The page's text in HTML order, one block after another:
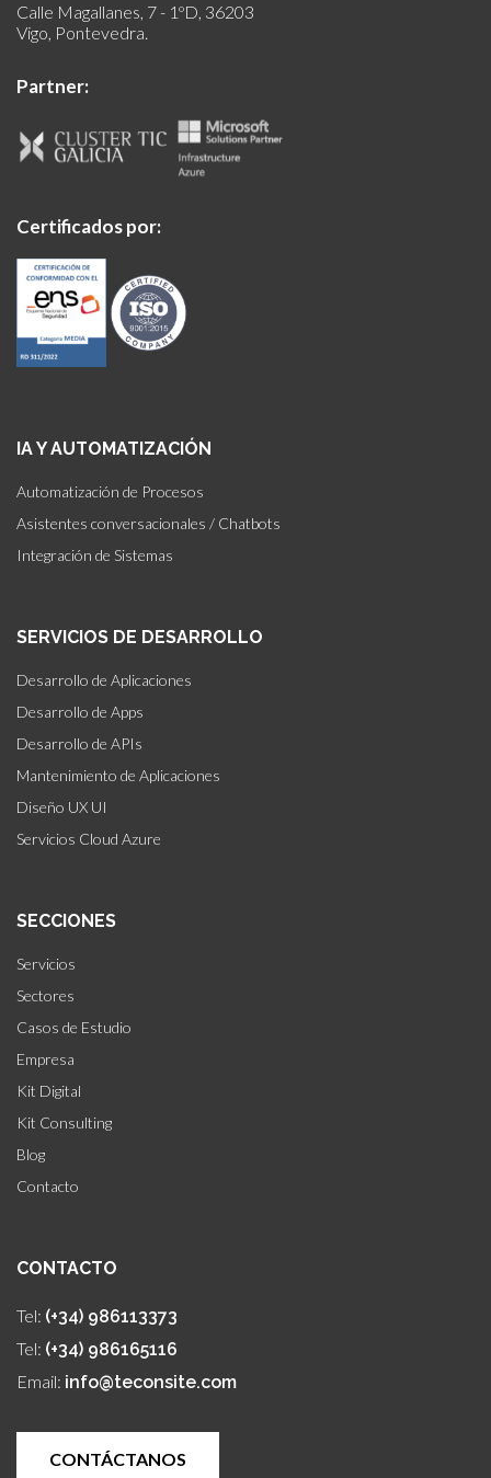
Calle Magallanes, 7 - 1ºD, 36203
Vigo, Pontevedra.
Partner:
Certificados por:
IA Y AUTOMATIZACIÓN
Automatización de Procesos
Asistentes conversacionales / Chatbots
Integración de Sistemas
SERVICIOS DE DESARROLLO
Desarrollo de Aplicaciones
Desarrollo de Apps
Desarrollo de APIs
Mantenimiento de Aplicaciones
Diseño UX UI
Servicios Cloud Azure
SECCIONES
Servicios
Sectores
Casos de Estudio
Empresa
Kit Digital
Kit Consulting
Blog
Contacto
CONTACTO
Tel: (+34) 986113373
Tel: (+34) 986165116
Email: info@teconsite.com
CONTÁCTANOS